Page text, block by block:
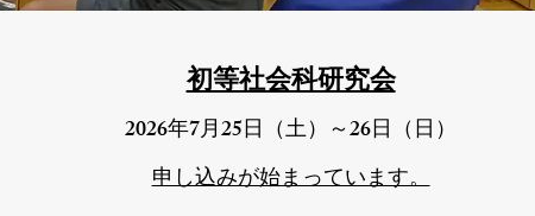
​初等社会科研究会
2026年7月25日（土）～26日（日）
​申し込みが始まっています。